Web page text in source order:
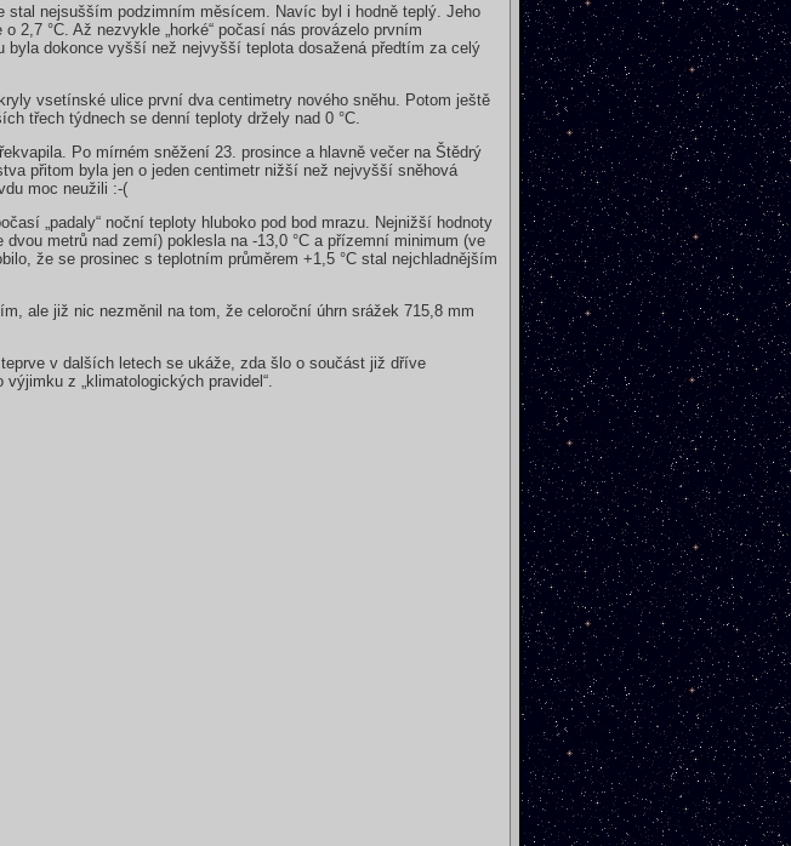
stal nejsušším podzimním měsícem. Navíc byl i hodně teplý. Jeho
2,7 °C. Až nezvykle „horké“ počasí nás provázelo prvním
dokonce vyšší než nejvyšší teplota dosažená předtím za celý
vsetínské ulice první dva centimetry nového sněhu. Potom ještě
třech týdnech se denní teploty držely nad 0 °C.
Po mírném sněžení 23. prosince a hlavně večer na Štědrý
přitom byla jen o jeden centimetr nižší než nejvyšší sněhová
moc neužili :-(
„padaly“ noční teploty hluboko pod bod mrazu. Nejnižší hodnoty
metrů nad zemí) poklesla na -13,0 °C a přízemní minimum (ve
že se prosinec s teplotním průměrem +1,5 °C stal nejchladnějším
ale již nic nezměnil na tom, že celoroční úhrn srážek 715,8 mm
v dalších letech se ukáže, zda šlo o součást již dříve
z „klimatologických pravidel“.